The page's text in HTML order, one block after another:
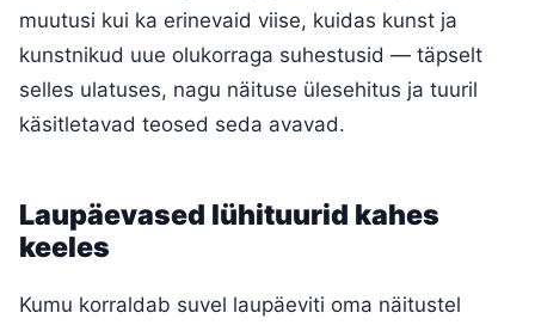
muutusi kui ka erinevaid viise, kuidas kunst ja
kunstnikud uue olukorraga suhestusid — täpselt
selles ulatuses, nagu näituse ülesehitus ja tuuril
käsitletavad teosed seda avavad.
Laupäevased lühituurid kahes
keeles
Kumu korraldab suvel laupäeviti oma näitustel